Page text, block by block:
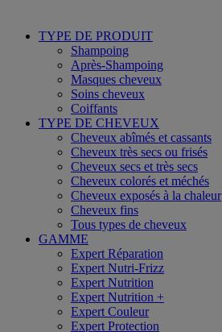
TYPE DE PRODUIT
Shampoing
Après-Shampoing
Masques cheveux
Soins cheveux
Coiffants
TYPE DE CHEVEUX
Cheveux abîmés et cassants
Cheveux très secs ou frisés
Cheveux secs et très secs
Cheveux colorés et méchés
Cheveux exposés à la chaleur
Cheveux fins
Tous types de cheveux
GAMME
Expert Réparation
Expert Nutri-Frizz
Expert Nutrition
Expert Nutrition +
Expert Couleur
Expert Protection